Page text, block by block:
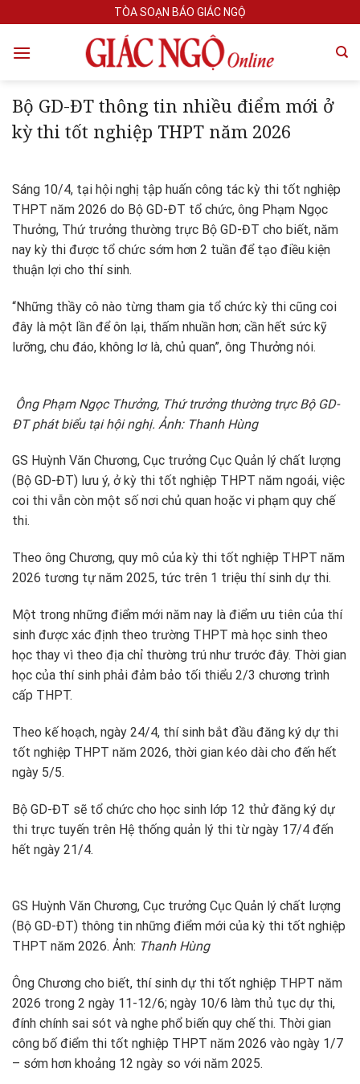
to
content
TÒA SOẠN BÁO GIÁC NGỘ
Bộ GD-ĐT thông tin nhiều điểm mới ở
kỳ thi tốt nghiệp THPT năm 2026
Sáng 10/4, tại hội nghị tập huấn công tác kỳ thi tốt nghiệp
THPT năm 2026 do Bộ GD-ĐT tổ chức, ông Phạm Ngọc
Thưởng, Thứ trưởng thường trực Bộ GD-ĐT cho biết, năm
nay kỳ thi được tổ chức sớm hơn 2 tuần để tạo điều kiện
thuận lợi cho thí sinh.
“Những thầy cô nào từng tham gia tổ chức kỳ thi cũng coi
đây là một lần để ôn lại, thấm nhuần hơn; cần hết sức kỹ
lưỡng, chu đáo, không lơ là, chủ quan”, ông Thưởng nói.
Ông Phạm Ngọc Thưởng, Thứ trưởng thường trực Bộ GD-
ĐT phát biểu tại hội nghị. Ảnh: Thanh Hùng
GS Huỳnh Văn Chương, Cục trưởng Cục Quản lý chất lượng
(Bộ GD-ĐT) lưu ý, ở kỳ thi tốt nghiệp THPT năm ngoái, việc
coi thi vẫn còn một số nơi chủ quan hoặc vi phạm quy chế
thi.
Theo ông Chương, quy mô của kỳ thi tốt nghiệp THPT năm
2026 tương tự năm 2025, tức trên 1 triệu thí sinh dự thi.
Một trong những điểm mới năm nay là điểm ưu tiên của thí
sinh được xác định theo trường THPT mà học sinh theo
học thay vì theo địa chỉ thường trú như trước đây. Thời gian
học của thí sinh phải đảm bảo tối thiểu 2/3 chương trình
cấp THPT.
Theo kế hoạch, ngày 24/4, thí sinh bắt đầu đăng ký dự thi
tốt nghiệp THPT năm 2026, thời gian kéo dài cho đến hết
ngày 5/5.
Bộ GD-ĐT sẽ tổ chức cho học sinh lớp 12 thử đăng ký dự
thi trực tuyến trên Hệ thống quản lý thi từ ngày 17/4 đến
hết ngày 21/4.
GS Huỳnh Văn Chương, Cục trưởng Cục Quản lý chất lượng
(Bộ GD-ĐT) thông tin những điểm mới của kỳ thi tốt nghiệp
THPT năm 2026. Ảnh: Thanh Hùng
Ông Chương cho biết, thí sinh dự thi tốt nghiệp THPT năm
2026 trong 2 ngày 11-12/6; ngày 10/6 làm thủ tục dự thi,
đính chính sai sót và nghe phổ biến quy chế thi. Thời gian
công bố điểm thi tốt nghiệp THPT năm 2026 vào ngày 1/7
– sớm hơn khoảng 12 ngày so với năm 2025.